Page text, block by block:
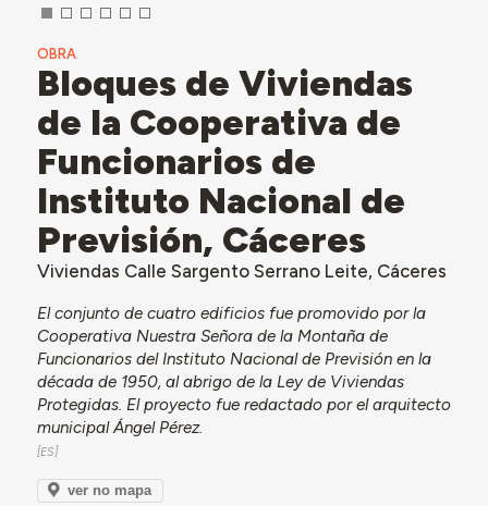
OBRA
Bloques de Viviendas
de la Cooperativa de
Funcionarios de
Instituto Nacional de
Previsión, Cáceres
Viviendas Calle Sargento Serrano Leite, Cáceres
El conjunto de cuatro edificios fue promovido por la
Cooperativa Nuestra Señora de la Montaña de
Funcionarios del Instituto Nacional de Previsión en la
década de 1950, al abrigo de la Ley de Viviendas
Protegidas. El proyecto fue redactado por el arquitecto
municipal Ángel Pérez.
ver no mapa